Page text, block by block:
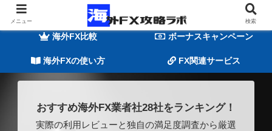
海外FXの基礎知識
海外FX比較 ボーナスキャンペーン
海外FXの使い方 FX関連サービス
おすすめ海外FX業者社28社をランキング！
実際の利用レビューと独自の満足度調査から厳選
メニュー 検索